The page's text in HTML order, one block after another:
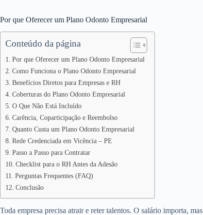
Por que Oferecer um Plano Odonto Empresarial
Conteúdo da página
Por que Oferecer um Plano Odonto Empresarial
Como Funciona o Plano Odonto Empresarial
Benefícios Diretos para Empresas e RH
Coberturas do Plano Odonto Empresarial
O Que Não Está Incluído
Carência, Coparticipação e Reembolso
Quanto Custa um Plano Odonto Empresarial
Rede Credenciada em Vicência – PE
Passo a Passo para Contratar
Checklist para o RH Antes da Adesão
Perguntas Frequentes (FAQ)
Conclusão
Toda empresa precisa atrair e reter talentos. O salário importa,